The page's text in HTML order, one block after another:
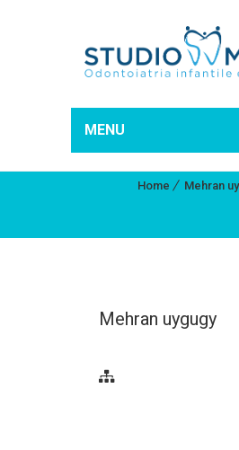
MENU
MEHRAN
Home Mehran
Mehran uygugy